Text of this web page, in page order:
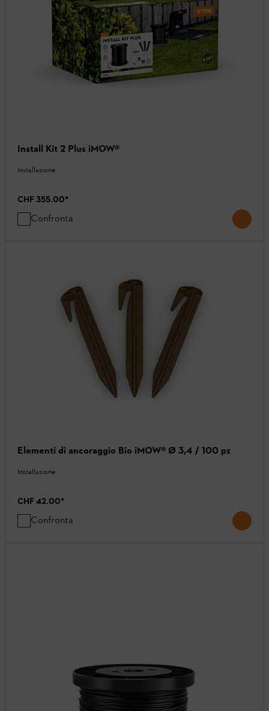
Install Kit 2 Plus iMOW®
Installazione
CHF 355.00*
Confronta
Elementi di ancoraggio Bio iMOW® Ø 3,4 / 100 pz
Installazione
CHF 42.00*
Confronta